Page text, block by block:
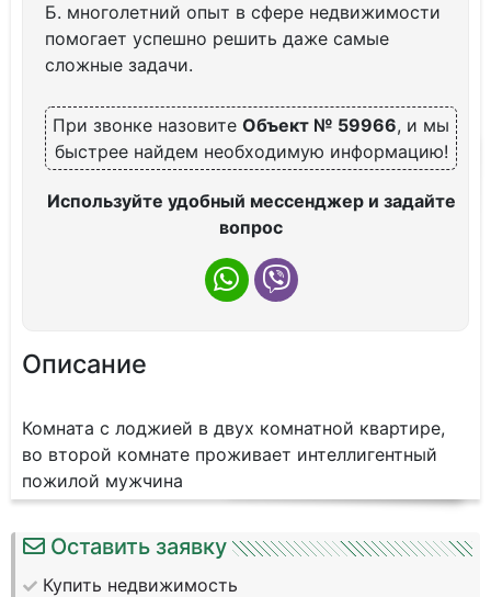
Б. многолетний опыт в сфере недвижимости
помогает успешно решить даже самые
сложные задачи.
При звонке назовите Объект № 59966, и мы
быстрее найдем необходимую информацию!
Используйте удобный мессенджер и задайте
вопрос
Описание
Комната с лоджией в двух комнатной квартире,
во второй комнате проживает интеллигентный
пожилой мужчина
Оставить заявку
Купить недвижимость